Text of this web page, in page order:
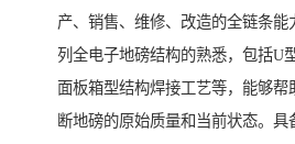
产、销售、维修、改造的全链条能
列全电子地磅结构的熟悉，包括U
面板箱型结构焊接工艺等，能够帮
断地磅的原始质量和当前状态。具